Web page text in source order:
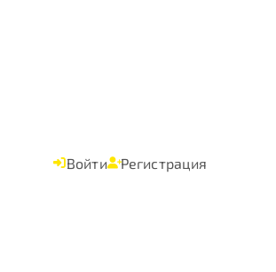
Войти Регистрация